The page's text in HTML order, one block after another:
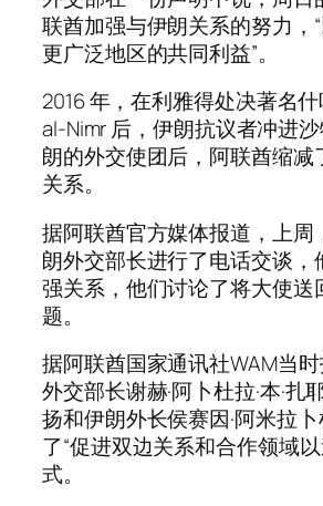
联酋加强与伊朗关系的努力，
更广泛地区的共同利益”。
2016 年，在利雅得处决著名
al-Nimr 后，伊朗抗议者冲进
朗的外交使团后，阿联酋缩减
关系。
据阿联酋官方媒体报道，上周
朗外交部长进行了电话交谈，
强关系，他们讨论了将大使送
题。
据阿联酋国家通讯社WAM当
外交部长谢赫·阿卜杜拉·本·扎
扬和伊朗外长侯赛因·阿米拉
了“促进双边关系和合作领域
式。